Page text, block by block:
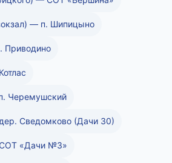
— п. Шипицыно
Приводино
Черемушский
Сведомково (Дачи 30)
«Дачи №3»